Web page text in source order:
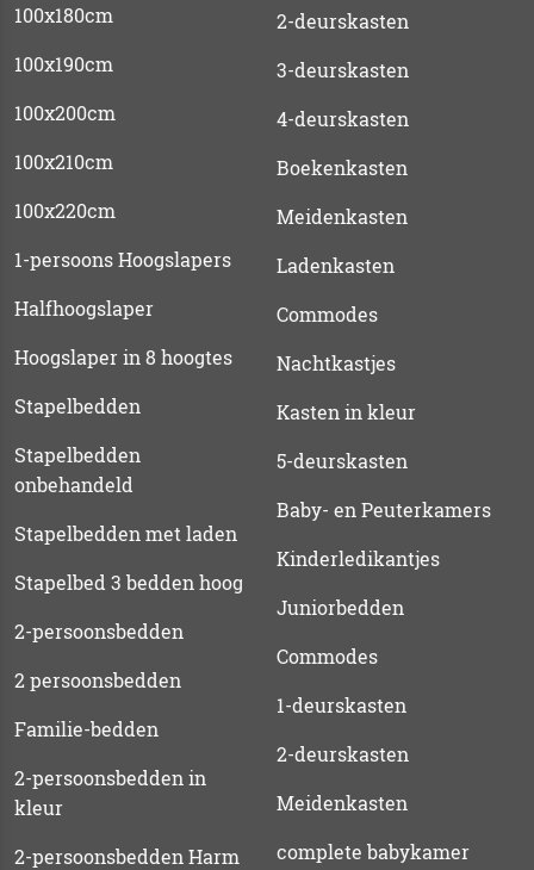
100x180cm
100x190cm
100x200cm
100x210cm
100x220cm
1-persoons Hoogslapers
Halfhoogslaper
Hoogslaper in 8 hoogtes
Stapelbedden
Stapelbedden
onbehandeld
Stapelbedden met laden
Stapelbed 3 bedden hoog
2-persoonsbedden
2 persoonsbedden
Familie-bedden
2-persoonsbedden in
kleur
2-persoonsbedden Harm
2-deurskasten
3-deurskasten
4-deurskasten
Boekenkasten
Meidenkasten
Ladenkasten
Commodes
Nachtkastjes
Kasten in kleur
5-deurskasten
Baby- en Peuterkamers
Kinderledikantjes
Juniorbedden
Commodes
1-deurskasten
2-deurskasten
Meidenkasten
complete babykamer